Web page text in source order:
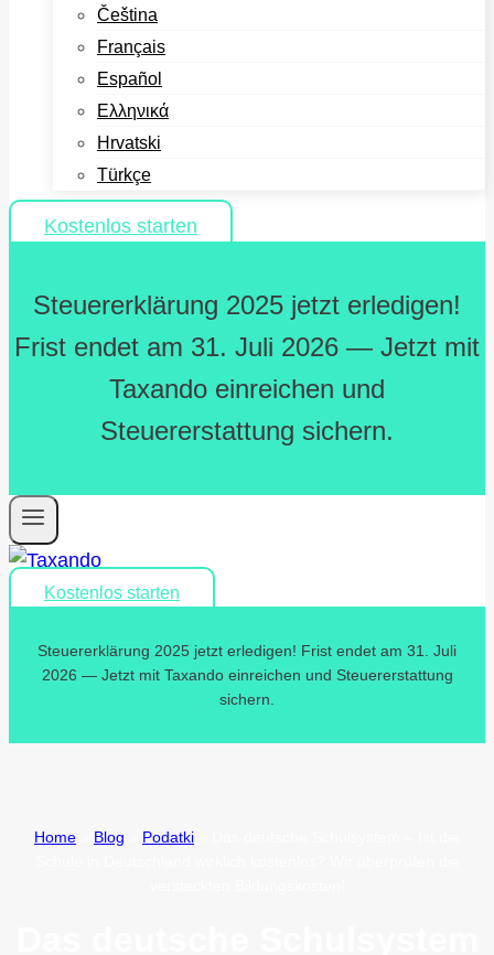
Čeština
Français
Español
Ελληνικά
Hrvatski
Türkçe
Kostenlos starten
Steuererklärung 2025 jetzt erledigen!
Frist endet am 31. Juli 2026 — Jetzt mit
Taxando einreichen und
Steuererstattung sichern.
Kostenlos starten
Steuererklärung 2025 jetzt erledigen! Frist endet am 31. Juli
2026 — Jetzt mit Taxando einreichen und Steuererstattung
sichern.
Home Blog Podatki